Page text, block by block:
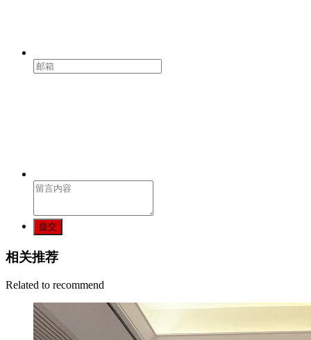
提交
相关推荐
Related to recommend